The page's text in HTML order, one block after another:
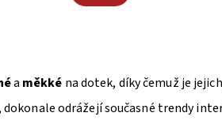
a měkké na dotek, díky čemuž je
dokonale odrážejí současné trendy